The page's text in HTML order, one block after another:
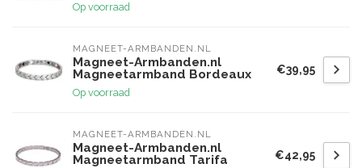
Op voorraad
MAGNEET-ARMBANDEN.NL
Magneet-Armbanden.nl
Magneetarmband Bordeaux
Op voorraad
€39,95
MAGNEET-ARMBANDEN.NL
Magneet-Armbanden.nl
Magneetarmband Tarifa
€42,95